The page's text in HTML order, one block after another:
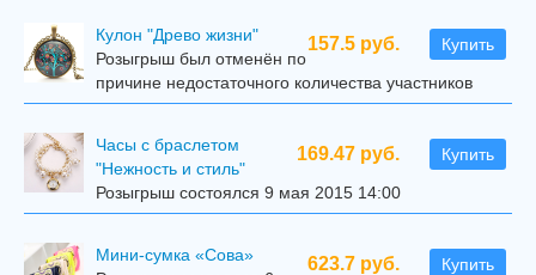
157.5 руб. Купить
Кулон "Древо жизни"
Розыгрыш был отменён по
причине недостаточного количества участников
169.47 руб. Купить
Часы с браслетом
"Нежность и стиль"
Розыгрыш состоялся 9 мая 2015 14:00
623.7 руб. Купить
Мини-сумка «Сова»